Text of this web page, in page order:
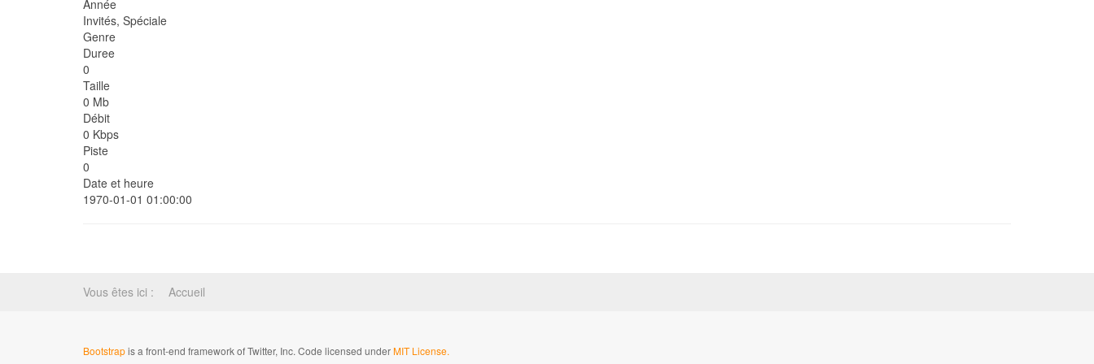
Année
Invités, Spéciale
Genre
Duree
0
Taille
0 Mb
Débit
0 Kbps
Piste
0
Date et heure
1970-01-01 01:00:00
Vous êtes ici : Accueil
Bootstrapis a front-end framework of Twitter, Inc. Code licensed underMIT License.